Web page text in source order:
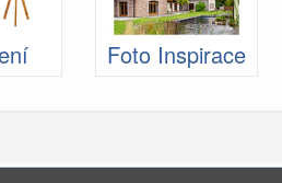
Foto Inspirace